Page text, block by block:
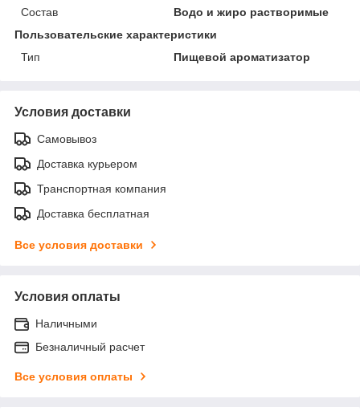
Состав
Водо и жиро растворимые
Пользовательские характеристики
Тип
Пищевой ароматизатор
Условия доставки
Самовывоз
Доставка курьером
Транспортная компания
Доставка бесплатная
Все условия доставки
Условия оплаты
Наличными
Безналичный расчет
Все условия оплаты